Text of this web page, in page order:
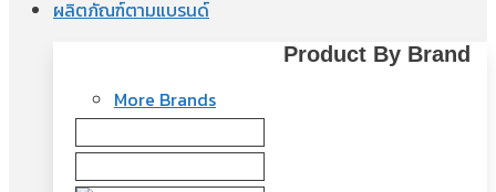
ผลิตภัณฑ์ตามแบรนด์
Product By Brand
More Brands